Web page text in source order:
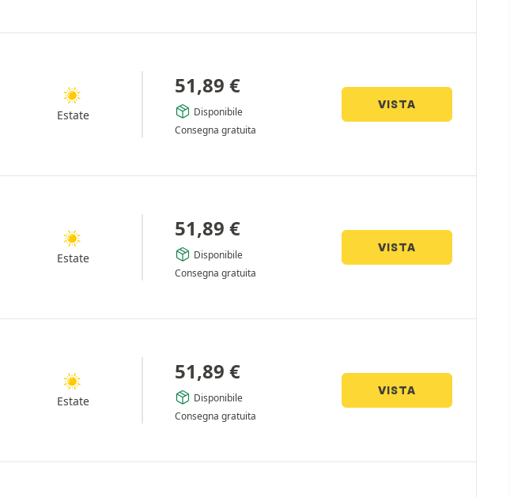
Estate
51,89 €
Disponibile
Consegna gratuita
VISTA
Estate
51,89 €
Disponibile
Consegna gratuita
VISTA
Estate
51,89 €
Disponibile
Consegna gratuita
VISTA